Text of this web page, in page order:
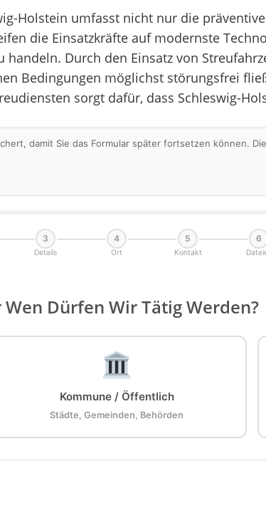
Holstein umfasst nicht nur die
die Einsatzkräfte auf modernste
Durch den Einsatz von
Bedingungen möglichst störungsfrei
sorgt dafür, dass Schleswig-
damit Sie das Formular später fortsetzen können.
3
Details
4
Ort
5
Kontakt
6
Wen Dürfen Wir Tätig Werden?
Kommune / Öffentlich
Städte, Gemeinden, Behörden